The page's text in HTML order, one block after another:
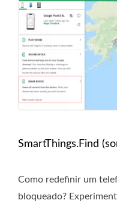
SmartThings.Find
Como redefinir um
bloqueado?